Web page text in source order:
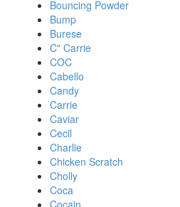
Bouncing Powder
Bump
Burese
C" Carrie
COC
Cabello
Candy
Carrie
Caviar
Cecil
Charlie
Chicken Scratch
Cholly
Coca
Cocain